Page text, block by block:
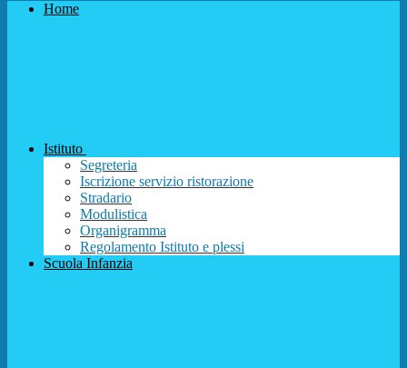
Home
Istituto
Segreteria
Iscrizione servizio ristorazione
Stradario
Modulistica
Organigramma
Regolamento Istituto e plessi
Scuola Infanzia